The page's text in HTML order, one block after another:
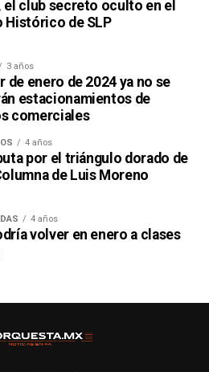
el club secreto oculto en el
Histórico de SLP
3 años
de enero de 2024 ya no se
estacionamientos de
comerciales
4 años
por el triángulo dorado de
de Luis Moreno
4 años
volver en enero a clases